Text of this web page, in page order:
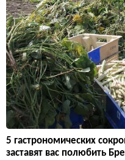
5 гастрономических
заставят вас полюбить